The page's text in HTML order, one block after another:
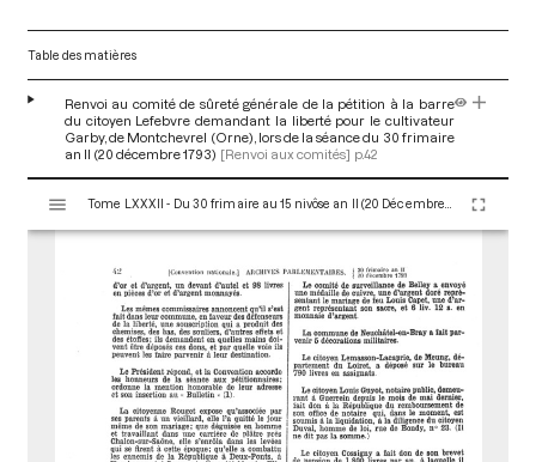
Table des matières
Renvoi au comité de sûreté générale de la pétition à la barre
du citoyen Lefebvre demandant la liberté pour le cultivateur
Garby, de Montchevrel (Orne), lors de la séance du 30 frimaire
an II (20 décembre 1793) [Renvoi aux comités] p.42
s